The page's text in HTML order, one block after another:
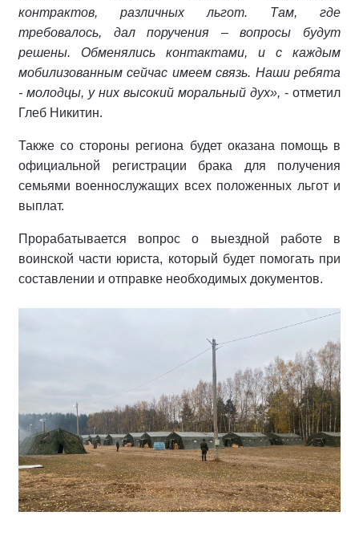
контрактов, различных льгот. Там, где
требовалось, дал поручения – вопросы будут
решены. Обменялись контактами, и с каждым
мобилизованным сейчас имеем связь. Наши ребята
- молодцы, у них высокий моральный дух», - отметил
Глеб Никитин.
Также со стороны региона будет оказана помощь в
официальной регистрации брака для получения
семьями военнослужащих всех положенных льгот и
выплат.
Прорабатывается вопрос о выездной работе в
воинской части юриста, который будет помогать при
составлении и отправке необходимых документов.